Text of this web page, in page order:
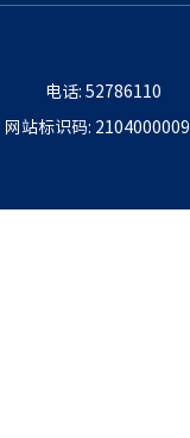
电话: 52786110
网站标识码: 2104000009